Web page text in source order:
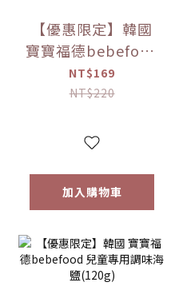
【優惠限定】韓國
寶寶福德bebefood
米餅 原味/蘋果/梨/
紅薯/南瓜 (20g)
NT$169
NT$220
加入購物車